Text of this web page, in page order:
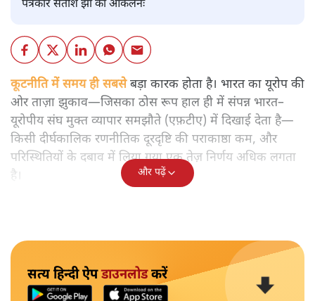
पत्रकार सतीश झा का आकलनः
कूटनीति में समय ही सबसेबड़ा कारक होता है। भारत का यूरोप की
ओर ताज़ा झुकाव—जिसका ठोस रूप हाल ही में संपन्न भारत–
यूरोपीय संघ मुक्त व्यापार समझौते (एफ़टीए) में दिखाई देता है—
किसी दीर्घकालिक रणनीतिक दूरदृष्टि की पराकाष्ठा कम, और
परिस्थितियों के दबाव में लिया गया एक तेज़ निर्णय अधिक लगता
है।
और पढ़ें
सत्य हिन्दी ऐपडाउनलोडकरें